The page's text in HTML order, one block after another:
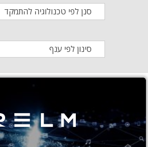
סנן לפי טכנולוגיה להתמקד
סינון לפי ענף